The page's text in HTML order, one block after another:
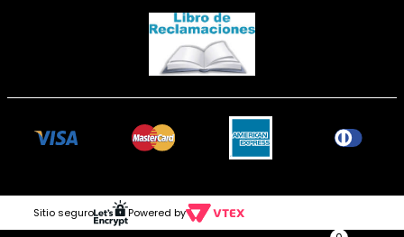
Sitio seguro Powered by